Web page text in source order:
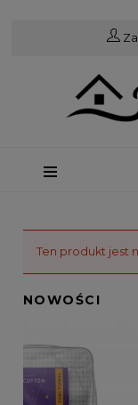
Ten produkt jest
NOWOŚCI